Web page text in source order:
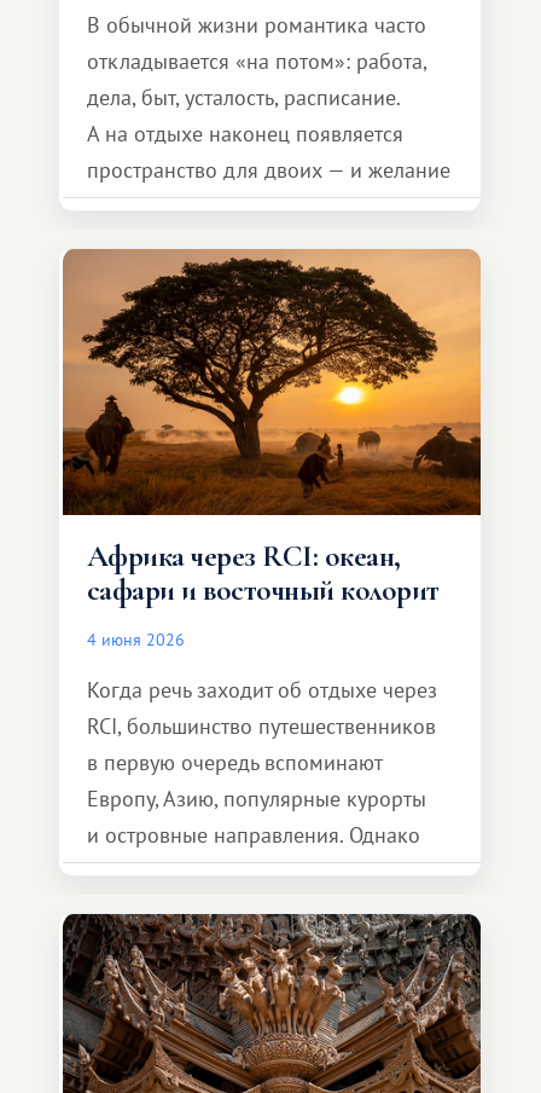
В обычной жизни романтика часто
откладывается «на потом»: работа,
дела, быт, усталость, расписание.
А на отдыхе наконец появляется
пространство для двоих — и желание
сделать для близкого человека что-то
особенное. Не обязательно
масштабное, но тёплое
и запоминающееся :)
Африка через RCI: океан,
сафари и восточный колорит
4 июня 2026
Когда речь заходит об отдыхе через
RCI, большинство путешественников
в первую очередь вспоминают
Европу, Азию, популярные курорты
и островные направления. Однако
возможности обменной системы
значительно шире. Среди них есть
и Африка — континент, который
способен подарить совершенно иной
формат путешествия.